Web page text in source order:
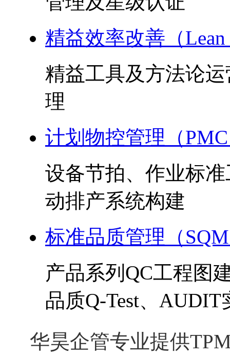
精益效率改善（
精益工具及方法论
理
计划物控管理（
设备节拍、作业标
动排产系统构建
标准品质管理（
产品系列QC工程图
品质Q-Test、AUDIT
华昊企管专业提供